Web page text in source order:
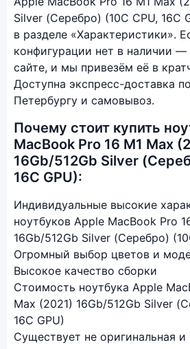
Silver (Серебро) (10C CPU,
в разделе «Характеристики».
конфигурации нет в наличии —
сайте, и мы привезём её в
Доступна экспресс-доставка
Петербургу и самовывоз.
Почему стоит купить
MacBook Pro 16 M1 Max
16Gb/512Gb Silver
16C GPU):
Индивидуальные высокие
ноутбуков Apple MacBook Pro
16Gb/512Gb Silver (Серебро)
Огромный выбор цветов и
Высокое качество сборки
Стоимость ноутбука Apple
Max (2021) 16Gb/512Gb Silver
16C GPU)
Существует не оригинальная и